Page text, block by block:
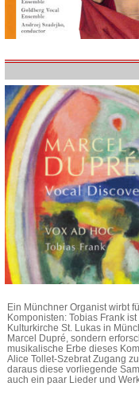
Ein Münchner Organist wirbt
Komponisten: Tobias Frank
Kulturkirche St. Lukas in
Marcel Dupré, sondern
musikalische Erbe dieses
Alice Tollet-Szebrat Zugang
daraus diese vorliegende
auch ein paar Lieder und